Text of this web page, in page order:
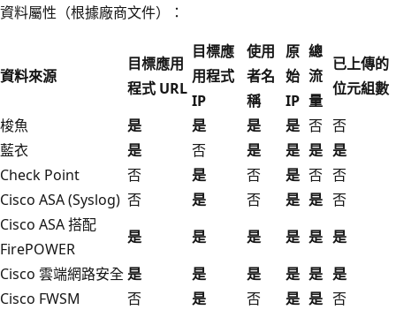
資料屬性（根據廠商文件）：
資料來源
目標應用
程式 URL
目標應
用程式
IP
使用
者名
稱
原
始
IP
總
流
量
已上傳的
位元組數
梭魚
是 是 是 是 否 否
藍衣
是 否 是 是 是 是
Check Point
否 是 否 是 否 否
Cisco ASA (Syslog) 否 是 否 是 是 否
Cisco ASA 搭配
FirePOWER
是 是 是 是 是 是
Cisco 雲端網路安全 是 是 是 是 是 是
Cisco FWSM
否 是 否 是 是 否